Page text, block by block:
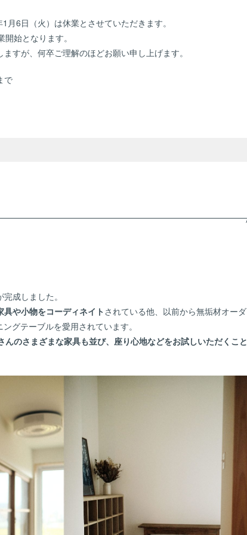
6日（火）は休業とさせていただきます。
始となります。
すが、何卒ご理解のほどお願い申し上げます。
で
完成しました。
具や小物をコーディネイトされている他、以前から無垢材オーダ
グテーブルを愛用されています。
んのさまざまな家具も並び、座り心地などをお試しいただくこと